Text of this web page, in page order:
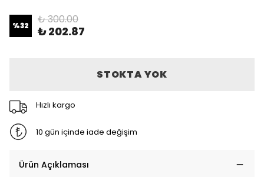
%32 ₺ 300.00
₺ 202.87
STOKTA YOK
Hızlı kargo
10 gün içinde iade değişim
Ürün Açıklaması